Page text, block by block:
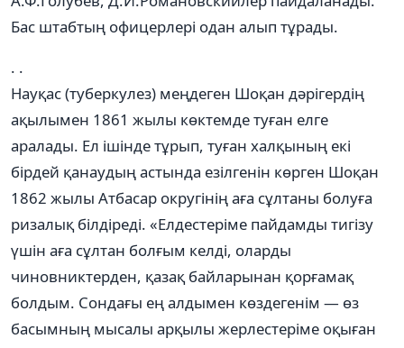
Бас штабтың офицерлері одан алып тұрады.
. .
Науқас (туберкулез) меңдеген Шоқан дәрігердің
ақылымен 1861 жылы көктемде туған елге
аралады. Ел ішінде тұрып, туған халқының екі
бірдей қанаудың астында езілгенін көрген Шоқан
1862 жылы Атбасар округінің аға сұлтаны болуға
ризалық білдіреді. «Елдестеріме пайдамды тигізу
үшін аға сұлтан болғым келді, оларды
чиновниктерден, қазақ байларынан қорғамақ
болдым. Сондағы ең алдымен көздегенім — өз
басымның мысалы арқылы жерлестеріме оқыған